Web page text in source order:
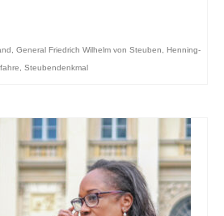
General Friedrich Wilhelm von Steuben
Henning-
Steubendenkmal